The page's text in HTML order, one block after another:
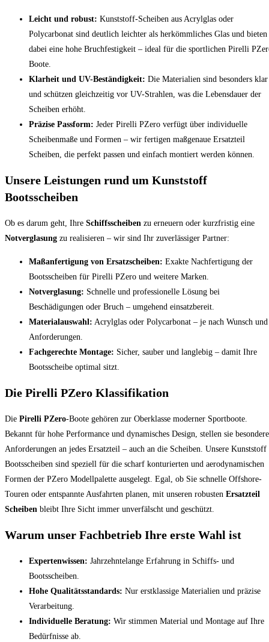
Leicht und robust: Kunststoff-Scheiben aus Acrylglas oder
Polycarbonat sind deutlich leichter als herkömmliches Glas und bieten
dabei eine hohe Bruchfestigkeit – ideal für die sportlichen Pirelli
Boote.
Klarheit und UV-Beständigkeit: Die Materialien sind besonders klar
und schützen gleichzeitig vor UV-Strahlen, was die Lebensdauer der
Scheiben erhöht.
Präzise Passform: Jeder Pirelli PZero verfügt über individuelle
Scheibenmaße und Formen – wir fertigen maßgenaue Ersatzteil
Scheiben, die perfekt passen und einfach montiert werden können.
Unsere Leistungen rund um Kunststoff
Bootsscheiben
Ob es darum geht, Ihre Schiffsscheiben zu erneuern oder kurzfristig eine
Notverglasung zu realisieren – wir sind Ihr zuverlässiger Partner:
Maßanfertigung von Ersatzscheiben: Exakte Nachfertigung der
Bootsscheiben für Pirelli PZero und weitere Marken.
Notverglasung: Schnelle und professionelle Lösung bei
Beschädigungen oder Bruch – umgehend einsatzbereit.
Materialauswahl: Acrylglas oder Polycarbonat – je nach Wunsch und
Anforderungen.
Fachgerechte Montage: Sicher, sauber und langlebig – damit Ihre
Bootsscheibe optimal sitzt.
Die Pirelli PZero Klassifikation
Die Pirelli PZero-Boote gehören zur Oberklasse moderner Sportboote.
Bekannt für hohe Performance und dynamisches Design, stellen sie besondere
Anforderungen an jedes Ersatzteil – auch an die Scheiben. Unsere Kunststoff
Bootsscheiben sind speziell für die scharf konturierten und aerodynamischen
Formen der PZero Modellpalette ausgelegt. Egal, ob Sie schnelle Offshore-
Touren oder entspannte Ausfahrten planen, mit unseren robusten Ersatzteil
Scheiben bleibt Ihre Sicht immer unverfälscht und geschützt.
Warum unser Fachbetrieb Ihre erste Wahl ist
Expertenwissen: Jahrzehntelange Erfahrung in Schiffs- und
Bootsscheiben.
Hohe Qualitätsstandards: Nur erstklassige Materialien und präzise
Verarbeitung.
Individuelle Beratung: Wir stimmen Material und Montage auf Ihre
Bedürfnisse ab.